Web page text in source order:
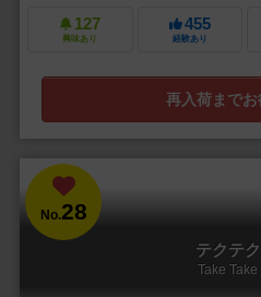
127
興味あり
455
経験あり
再入荷まで
No.28
テクテ
Take Take